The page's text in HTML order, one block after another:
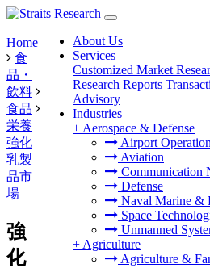
About Us
Services
Customized Market
Research Reports
Advisory
Industries
+ Aerospace & Defense
Airport
Aviation
Communication
Defense
Naval Marine &
Space
Unmanned
+ Agriculture
Agriculture &
Home
食
品・
飲料
食品
栄養
強化
乳製
品市
場
強
化